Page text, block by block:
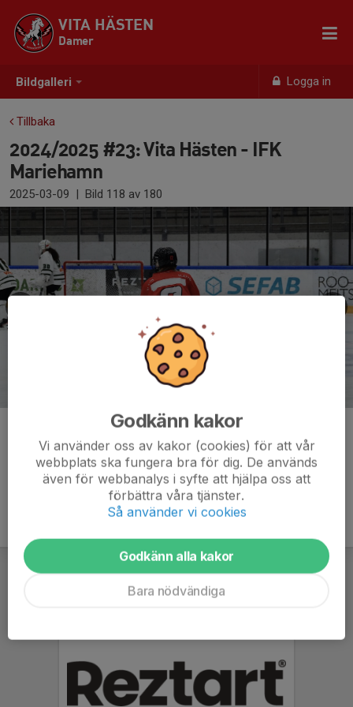
Bildgalleri Logga in
VITA HÄSTEN
Damer
Tillbaka
2024/2025 #23: Vita Hästen - IFK
Mariehamn
2025-03-09 | Bild 118 av 180
Godkänn kakor
Vi använder oss av kakor (cookies) för att vår
webbplats ska fungera bra för dig. De används
även för webbanalys i syfte att hjälpa oss att
förbättra våra tjänster.
Så använder vi cookies
Godkänn alla kakor
Bara nödvändiga